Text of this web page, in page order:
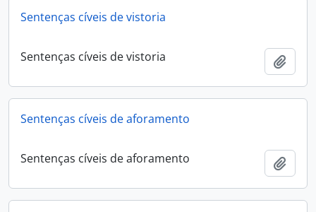
Sentenças cíveis de vistoria
Sentenças cíveis de vistoria
Sentenças cíveis de aforamento
Sentenças cíveis de aforamento